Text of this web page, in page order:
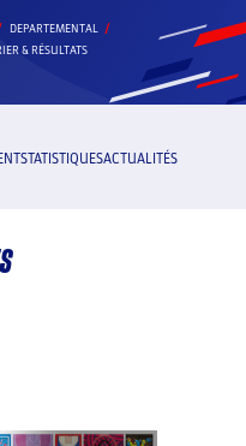
DEPARTEMENTAL
& RÉSULTATS
STATISTIQUESACTUALITÉS